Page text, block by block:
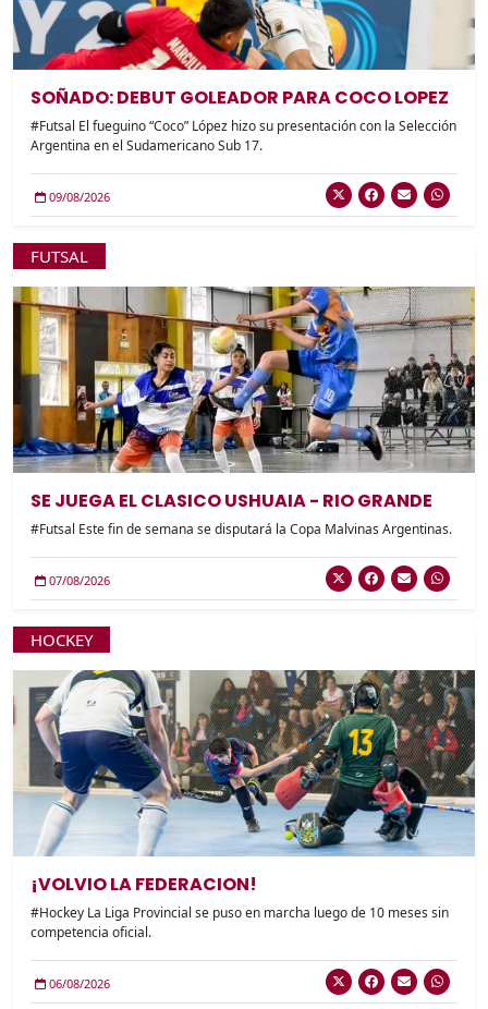
SOÑADO: DEBUT GOLEADOR PARA COCO LOPEZ
#Futsal El fueguino “Coco” López hizo su presentación con la Selección
Argentina en el Sudamericano Sub 17.
09/08/2026
FUTSAL
SE JUEGA EL CLASICO USHUAIA - RIO GRANDE
#Futsal Este fin de semana se disputará la Copa Malvinas Argentinas.
07/08/2026
HOCKEY
¡VOLVIO LA FEDERACION!
#Hockey La Liga Provincial se puso en marcha luego de 10 meses sin
competencia oficial.
06/08/2026